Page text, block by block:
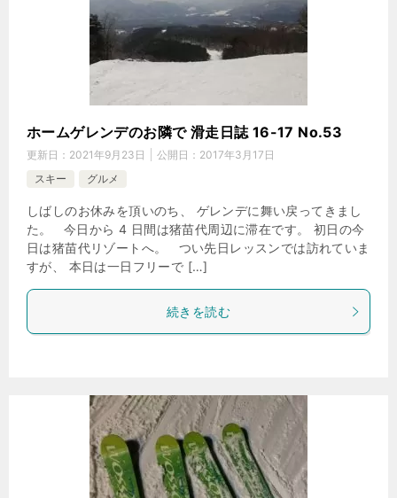
ホームゲレンデのお隣で 滑走日誌 16-17 No.53
更新日： 2021年9月23日 公開日： 2017年3月17日
スキー
グルメ
しばしのお休みを頂いのち、 ゲレンデに舞い戻ってきまし
た。 今日から 4 日間は猪苗代周辺に滞在です。 初日の今
日は猪苗代リゾートへ。 つい先日レッスンでは訪れていま
すが、 本日は一日フリーで […]
続きを読む